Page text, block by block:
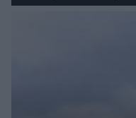
zdecyduje sąd